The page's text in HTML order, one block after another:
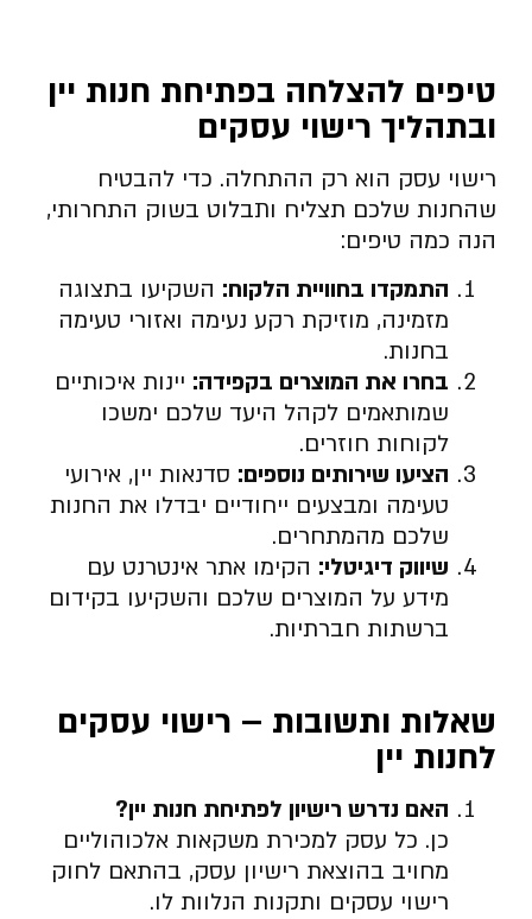
טיפים להצלחה בפתיחת חנות יין
ובתהליך רישוי עסקים
רישוי עסק הוא רק ההתחלה. כדי להבטיח
שהחנות שלכם תצליח ותבלוט בשוק התחרותי,
הנה כמה טיפים:
התמקדו בחוויית הלקוח: השקיעו בתצוגה
מזמינה, מוזיקת רקע נעימה ואזורי טעימה
בחנות.
בחרו את המוצרים בקפידה: יינות איכותיים
שמותאמים לקהל היעד שלכם ימשכו
לקוחות חוזרים.
הציעו שירותים נוספים: סדנאות יין, אירועי
טעימה ומבצעים ייחודיים יבדלו את החנות
שלכם מהמתחרים.
שיווק דיגיטלי: הקימו אתר אינטרנט עם
מידע על המוצרים שלכם והשקיעו בקידום
ברשתות חברתיות.
שאלות ותשובות – רישוי עסקים
לחנות יין
האם נדרש רישיון לפתיחת חנות יין?
כן. כל עסק למכירת משקאות אלכוהוליים
מחויב בהוצאת רישיון עסק, בהתאם לחוק
רישוי עסקים ותקנות הנלוות לו.